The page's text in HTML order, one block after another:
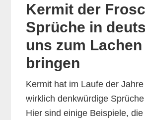
Kermit der
Sprüche in
uns zum Lachen
bringen
Kermit hat im Laufe der
wirklich denkwürdige
Hier sind einige Beispiele,